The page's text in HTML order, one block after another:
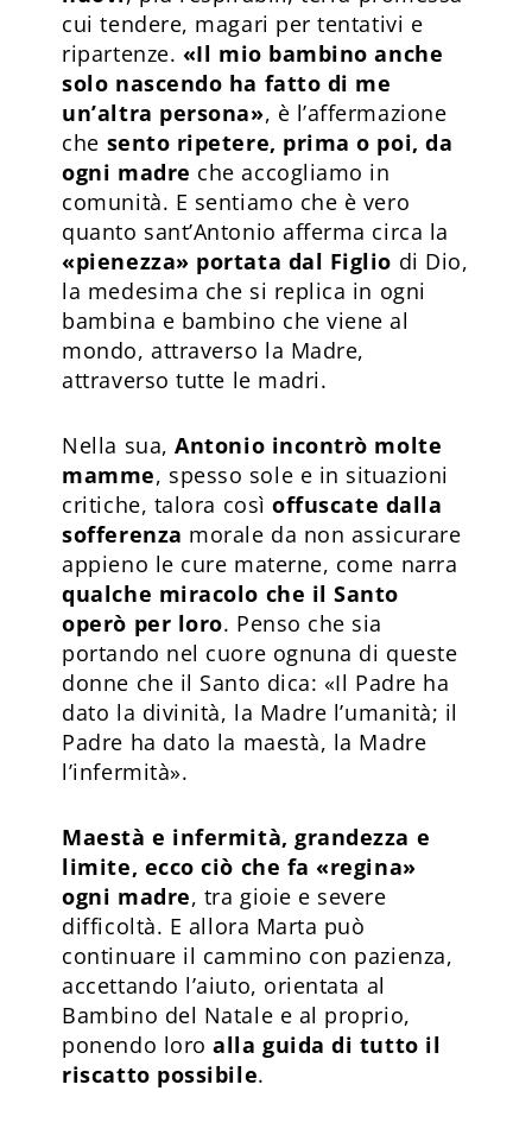
cui tendere, magari per tentativi e
ripartenze. «Il mio bambino anche
solo nascendo ha fatto di me
un’altra persona», è l’affermazione
che sento ripetere, prima o poi, da
ogni madre che accogliamo in
comunità. E sentiamo che è vero
quanto sant’Antonio afferma circa la
«pienezza» portata dal Figlio di Dio,
la medesima che si replica in ogni
bambina e bambino che viene al
mondo, attraverso la Madre,
attraverso tutte le madri.
Nella sua,Antonio incontrò molte
mamme, spesso sole e in situazioni
critiche, talora cosìoffuscate dalla
sofferenza morale da non assicurare
appieno le cure materne, come narra
qualche miracolo che il Santo
operò per loro. Penso che sia
portando nel cuore ognuna di queste
donne che il Santo dica: «Il Padre ha
dato la divinità, la Madre l’umanità; il
Padre ha dato la maestà, la Madre
l’infermità».
Maestà e infermità, grandezza e
limite, ecco ciò che fa «regina»
ogni madre, tra gioie e severe
difficoltà. E allora Marta può
continuare il cammino con pazienza,
accettando l’aiuto, orientata al
Bambino del Natale e al proprio,
ponendo loroalla guida di tutto il
riscatto possibile.